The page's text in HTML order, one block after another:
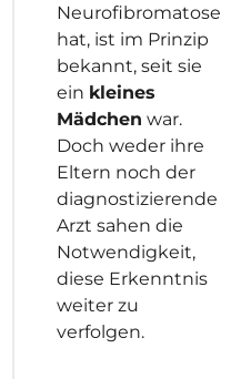
Neurofibromatose
hat, ist im Prinzip
bekannt, seit sie
ein kleines
Mädchen war.
Doch weder ihre
Eltern noch der
diagnostizierende
Arzt sahen die
Notwendigkeit,
diese Erkenntnis
weiter zu
verfolgen.